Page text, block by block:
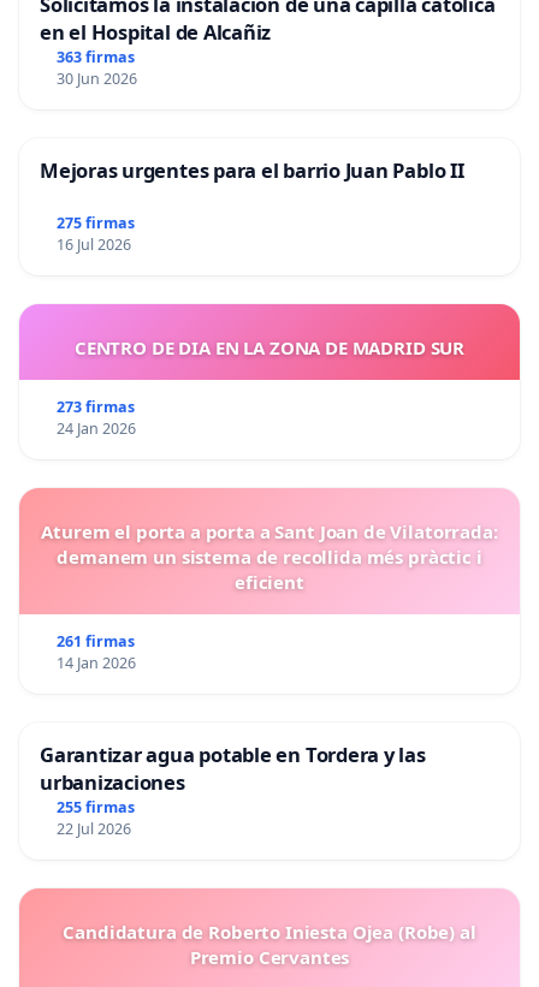
en el Hospital de Alcañiz
363 firmas
30 Jun 2026
Mejoras urgentes para el barrio Juan Pablo II
275 firmas
16 Jul 2026
CENTRO DE DIA EN LA ZONA DE MADRID SUR
273 firmas
24 Jan 2026
Aturem el porta a porta a Sant Joan de Vilatorrada:
demanem un sistema de recollida més pràctic i
eficient
261 firmas
14 Jan 2026
Garantizar agua potable en Tordera y las
urbanizaciones
255 firmas
22 Jul 2026
Candidatura de Roberto Iniesta Ojea (Robe) al
Premio Cervantes